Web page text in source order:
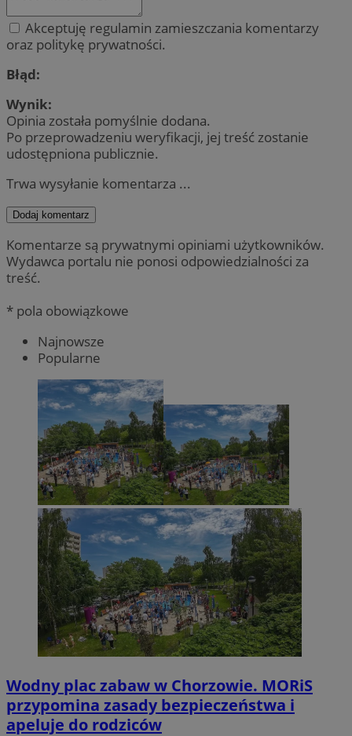
Akceptuję regulamin zamieszczania komentarzy
oraz politykę prywatności.
Błąd:
Wynik:
Opinia została pomyślnie dodana.
Po przeprowadzeniu weryfikacji, jej treść zostanie
udostępniona publicznie.
Trwa wysyłanie komentarza ...
Dodaj komentarz
Komentarze są prywatnymi opiniami użytkowników.
Wydawca portalu nie ponosi odpowiedzialności za
treść.
* pola obowiązkowe
Najnowsze
Popularne
Wodny plac zabaw w Chorzowie. MORiS
przypomina zasady bezpieczeństwa i
apeluje do rodziców